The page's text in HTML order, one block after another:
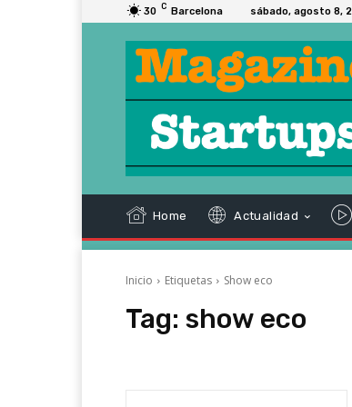
30 C Barcelona sábado, agosto 8,
Home Actualidad
Inicio Etiquetas Show eco
Tag: show eco